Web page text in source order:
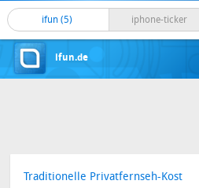
ifun (5) iphone-ticker
ifun.de
Traditionelle Privatfernseh-Kost